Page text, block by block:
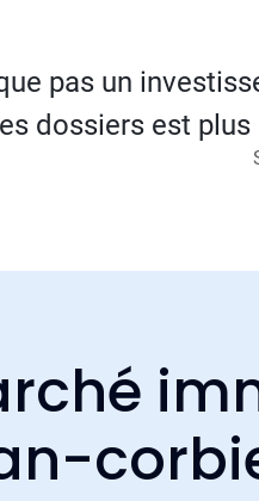
pas un
dossiers est plus